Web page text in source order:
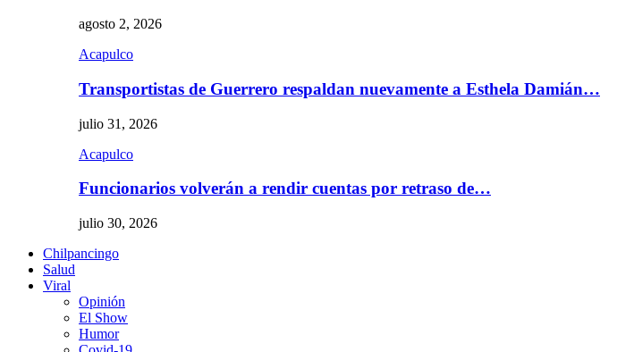
agosto 2, 2026
Acapulco
Transportistas de Guerrero respaldan nuevamente a Esthela Damián…
julio 31, 2026
Acapulco
Funcionarios volverán a rendir cuentas por retraso de…
julio 30, 2026
Chilpancingo
Salud
Viral
Opinión
El Show
Humor